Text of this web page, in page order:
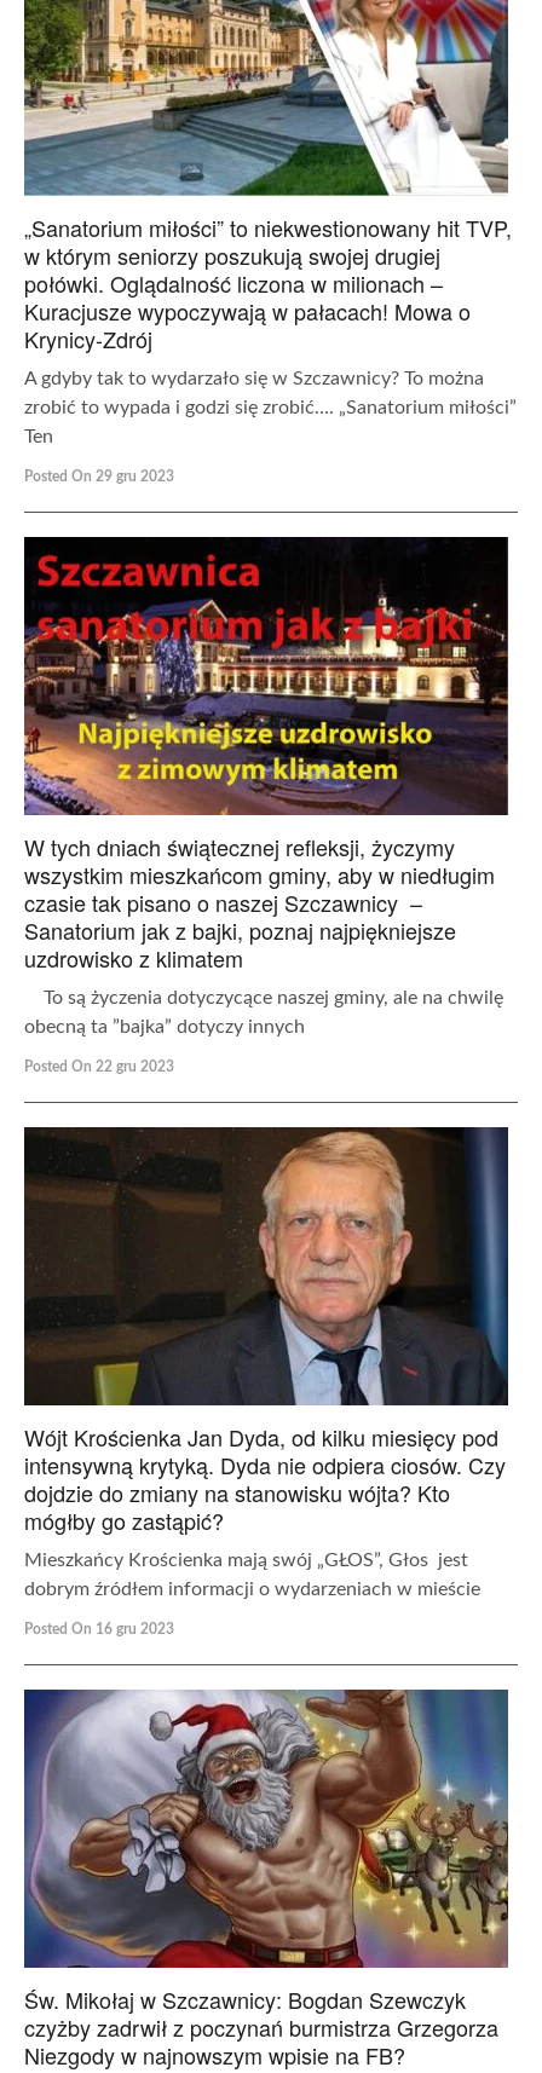
„Sanatorium miłości” to niekwestionowany hit TVP,
w którym seniorzy poszukują swojej drugiej
połówki. Oglądalność liczona w milionach –
Kuracjusze wypoczywają w pałacach! Mowa o
Krynicy-Zdrój
A gdyby tak to wydarzało się w Szczawnicy? To można
zrobić to wypada i godzi się zrobić…. „Sanatorium miłości”
Ten
Posted On 29 gru 2023
W tych dniach świątecznej refleksji, życzymy
wszystkim mieszkańcom gminy, aby w niedługim
czasie tak pisano o naszej Szczawnicy –
Sanatorium jak z bajki, poznaj najpiękniejsze
uzdrowisko z klimatem
To są życzenia dotyczycące naszej gminy, ale na chwilę
obecną ta ”bajka” dotyczy innych
Posted On 22 gru 2023
Wójt Krościenka Jan Dyda, od kilku miesięcy pod
intensywną krytyką. Dyda nie odpiera ciosów. Czy
dojdzie do zmiany na stanowisku wójta? Kto
mógłby go zastąpić?
Mieszkańcy Krościenka mają swój „GŁOS”, Głos jest
dobrym źródłem informacji o wydarzeniach w mieście
Posted On 16 gru 2023
Św. Mikołaj w Szczawnicy: Bogdan Szewczyk
czyżby zadrwił z poczynań burmistrza Grzegorza
Niezgody w najnowszym wpisie na FB?